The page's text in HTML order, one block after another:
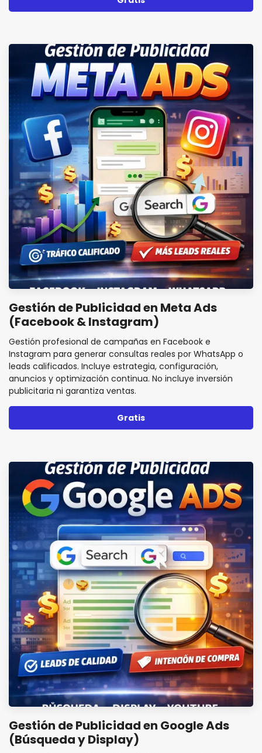
Gestión de Publicidad en Meta Ads
(Facebook & Instagram)
Gestión profesional de campañas en Facebook e
Instagram para generar consultas reales por WhatsApp o
leads calificados. Incluye estrategia, configuración,
anuncios y optimización continua. No incluye inversión
publicitaria ni garantiza ventas.
Gratis
Gestión de Publicidad en Google Ads
(Búsqueda y Display)